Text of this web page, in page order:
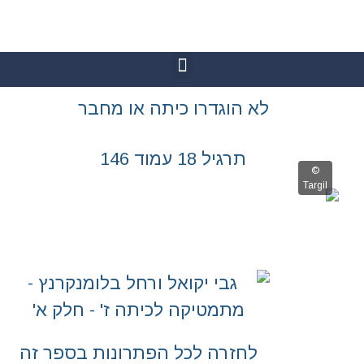
כיתה או מחבר
18 עמוד 146
לכל הפתרונות בספר זה